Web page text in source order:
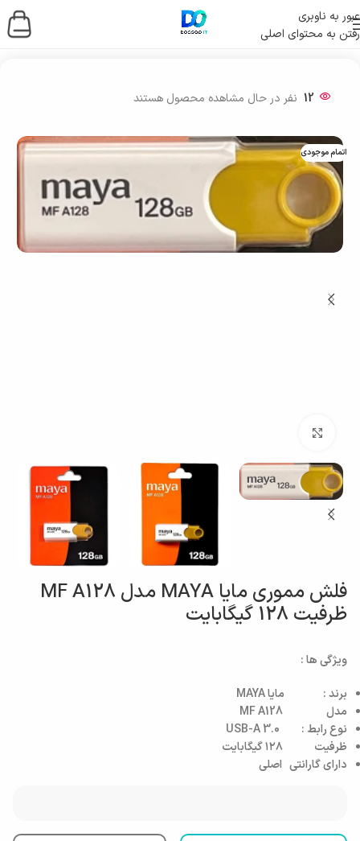
عبور به ناوبری
رفتن به محتوای اصلی
خانه/ ذخیره ساز اطلاعات
12 نفر در حال مشاهده محصول هستند
اتمام موجودی
فلش مموری مایا MAYA مدل MF A128
ظرفیت 128 گیگابایت
ویژگی ها :
برند : مایا MAYA
مدل MF A128
نوع رابط : USB-A 3.0
ظرفیت ۱۲۸ گیگابایت
دارای گارانتی اصلی